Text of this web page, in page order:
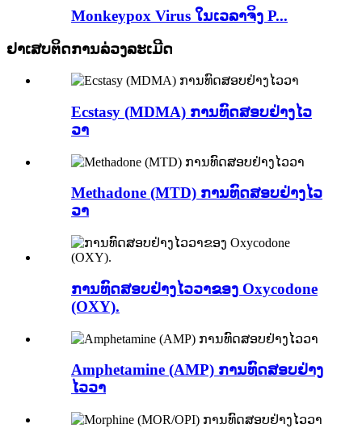
Monkeypox Virus ໃນເວລາຈິງ P...
ຢາເສບຕິດການລ່ວງລະເມີດ
Ecstasy (MDMA) ການທົດສອບຢ່າງໄວ
ວາ
Methadone (MTD) ການທົດສອບຢ່າງໄວ
ວາ
ການທົດສອບຢ່າງໄວວາຂອງ Oxycodone
(OXY).
Amphetamine (AMP) ການທົດສອບຢ່າງ
ໄວວາ